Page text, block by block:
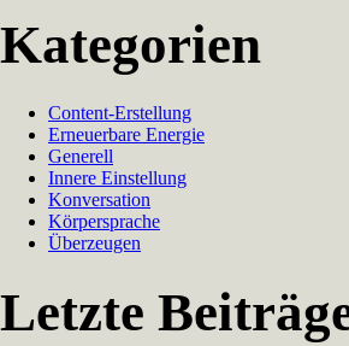
Kategorien
Content-Erstellung
Erneuerbare Energie
Generell
Innere Einstellung
Konversation
Körpersprache
Überzeugen
Letzte